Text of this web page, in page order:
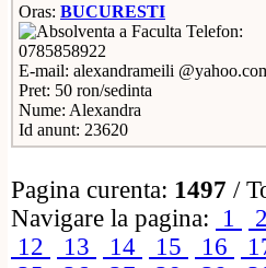
Oras: BUCURESTI
Telefon:
0785858922
E-mail: alexandrameili
Pret: 50 ron/sedinta
Nume: Alexandra
Id anunt: 23620
Pagina curenta: 1497 /
Navigare la pagina: 1
12
13 14 15 16